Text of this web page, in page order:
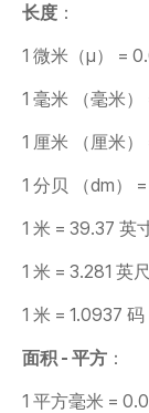
按型号划分的
长度 ：
1 微米（μ） =
1 毫米 （毫米）
1 厘米 （厘米）
1 分贝 （dm）
1 米 = 39.37 英
1 米 = 3.281 英
1 米 = 1.0937 码
面积 - 平方 ：
1 平方毫米 =